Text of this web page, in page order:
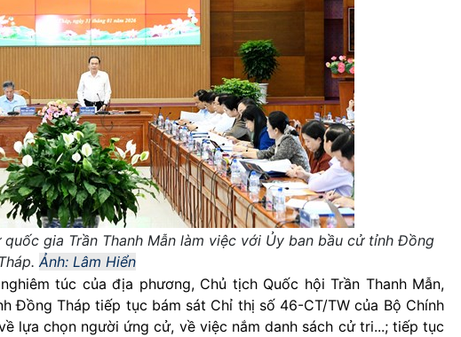
gia Trần Thanh Mẫn làm việc với Ủy ban bầu cử tỉnh Đồng
Ảnh: Lâm Hiển
túc của địa phương, Chủ tịch Quốc hội Trần Thanh Mẫn,
Đồng Tháp tiếp tục bám sát Chỉ thị số 46-CT/TW của Bộ Chính
lựa chọn người ứng cử, về việc nắm danh sách cử tri...; tiếp tục